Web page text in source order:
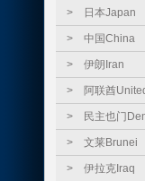
> 日本Japan
> 中国China
> 伊朗Iran
> 阿联酋
> 民主也门
> 文莱Brunei
> 伊拉克Iraq